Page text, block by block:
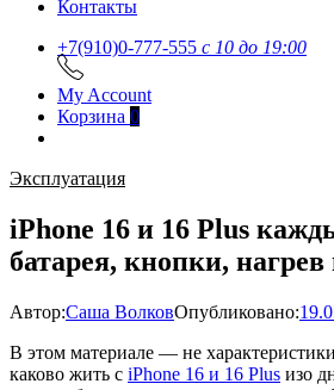
Контакты
+7(910)0-777-555 c 10 до 19:00
My Account
Корзина 0
Эксплуатация
iPhone 16 и 16 Plus
батарея, кнопки, нагрев
Автор:Саша ВолковОпубликовано:
В этом материале — не
каково жить с iPhone 16 и 16 Plus изо